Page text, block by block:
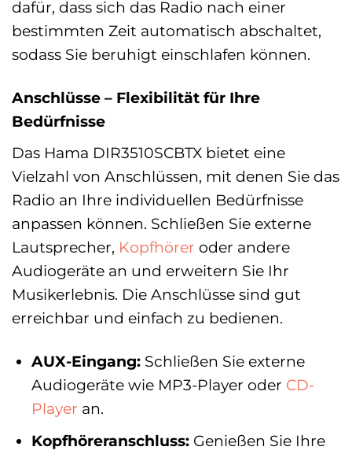
dafür, dass sich das Radio nach einer
bestimmten Zeit automatisch abschaltet,
sodass Sie beruhigt einschlafen können.
Anschlüsse – Flexibilität für Ihre
Bedürfnisse
Das Hama DIR3510SCBTX bietet eine
Vielzahl von Anschlüssen, mit denen Sie das
Radio an Ihre individuellen Bedürfnisse
anpassen können. Schließen Sie externe
Lautsprecher, Kopfhörer oder andere
Audiogeräte an und erweitern Sie Ihr
Musikerlebnis. Die Anschlüsse sind gut
erreichbar und einfach zu bedienen.
AUX-Eingang:Schließen Sie externe
Audiogeräte wie MP3-Player oder CD-
Player an.
Kopfhöreranschluss:Genießen Sie Ihre